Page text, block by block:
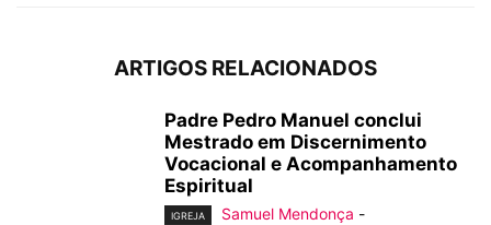
ARTIGOS RELACIONADOS
Padre Pedro Manuel conclui
Mestrado em Discernimento
Vocacional e Acompanhamento
Espiritual
IGREJA Samuel Mendonça -